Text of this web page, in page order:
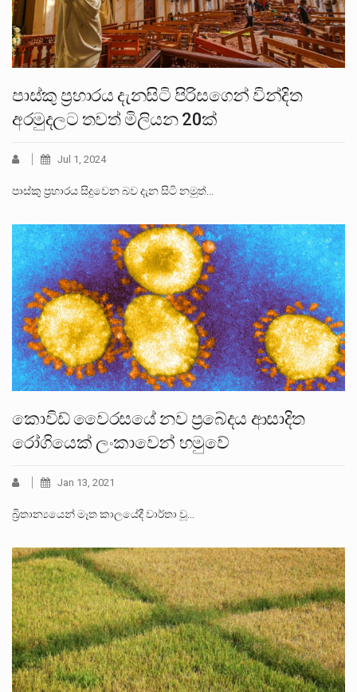
පාස්කු ප්‍රහාරය දැනසිටි පිරිසගෙන් වින්දිත
අරමුදලට තවත් මිලියන 20ක්
Jul 1, 2024
පාස්කු ප්‍රහාරය සිදුවෙන බව දැන සිටි නමුත්…
කොවිඩ් වෛරසයේ නව ප්‍රබේදය ආසාදිත
රෝගියෙක් ලංකාවෙන් හමුවේ
Jan 13, 2021
බ්‍රිතාන්‍යයෙන් මෑත කාලයේදී වාර්තා වූ…